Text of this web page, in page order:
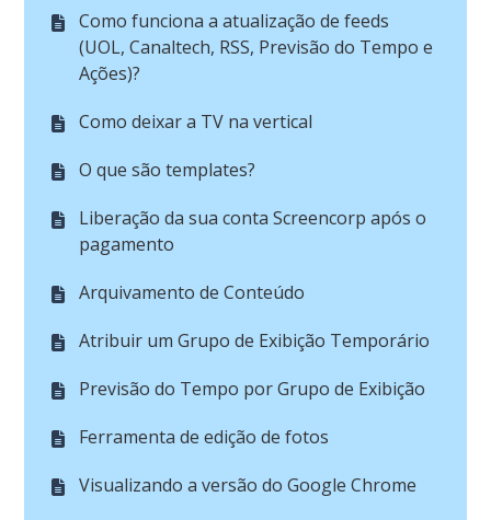
Como funciona a atualização de feeds
(UOL, Canaltech, RSS, Previsão do Tempo e
Ações)?
Como deixar a TV na vertical
O que são templates?
Liberação da sua conta Screencorp após o
pagamento
Arquivamento de Conteúdo
Atribuir um Grupo de Exibição Temporário
Previsão do Tempo por Grupo de Exibição
Ferramenta de edição de fotos
Visualizando a versão do Google Chrome